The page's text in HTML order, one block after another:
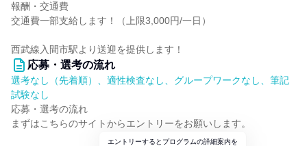
報酬・交通費
交通費一部支給します！（上限3,000円/一日）
西武線入間市駅より送迎を提供します！
応募・選考の流れ
選考なし（先着順）、適性検査なし、グループワークなし、筆記
試験なし
応募・選考の流れ
まずはこちらのサイトからエントリーをお願いします。
エントリーするとプログラムの詳細案内を